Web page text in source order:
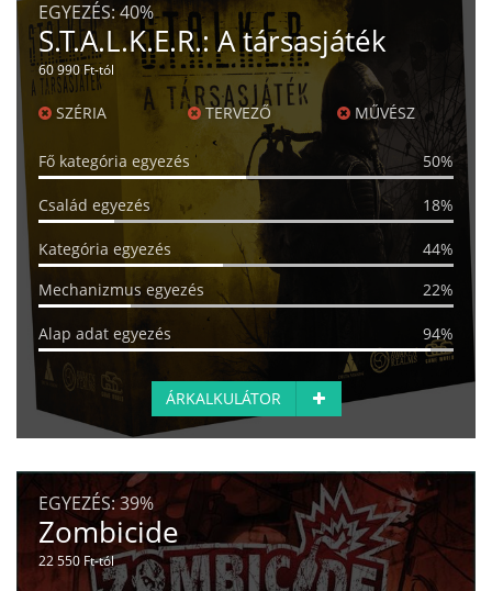
EGYEZÉS:40%
S.T.A.L.K.E.R.: A társasjáték
60 990 Ft-tól
SZÉRIA TERVEZŐ MŰVÉSZ
Fő kategória egyezés 50%
Család egyezés 18%
Kategória egyezés
44%
Mechanizmus egyezés
22%
Alap adat egyezés 94%
ÁRKALKULÁTOR
EGYEZÉS:39%
Zombicide
22 550 Ft-tól